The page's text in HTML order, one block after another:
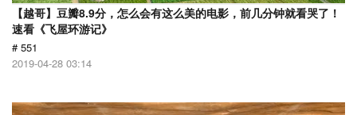
【越哥】豆瓣8.9分，怎么会有这么美的电影，前几分钟就看哭了！
速看《飞屋环游记》
# 551
2019-04-28 03:14